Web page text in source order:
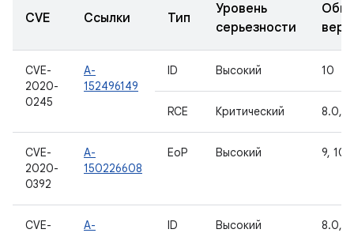
CVE Ссылки Тип
Уровень
серьезности
CVE-
2020-
0245
A-
152496149
ID Высокий 10
RCE Критический 8.0,
CVE-
2020-
0392
A-
150226608
EoP Высокий 9, 10
CVE-
A-
ID Высокий 8.0,